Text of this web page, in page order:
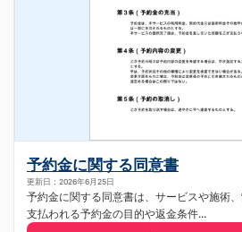
予約金に関する同意書
更新日：2026年6月25日
予約金に関する同意書は、サービスや施術
支払われる予約金の目的や返金条件...